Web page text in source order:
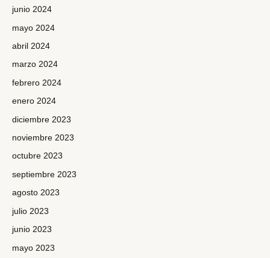
junio 2024
mayo 2024
abril 2024
marzo 2024
febrero 2024
enero 2024
diciembre 2023
noviembre 2023
octubre 2023
septiembre 2023
agosto 2023
julio 2023
junio 2023
mayo 2023